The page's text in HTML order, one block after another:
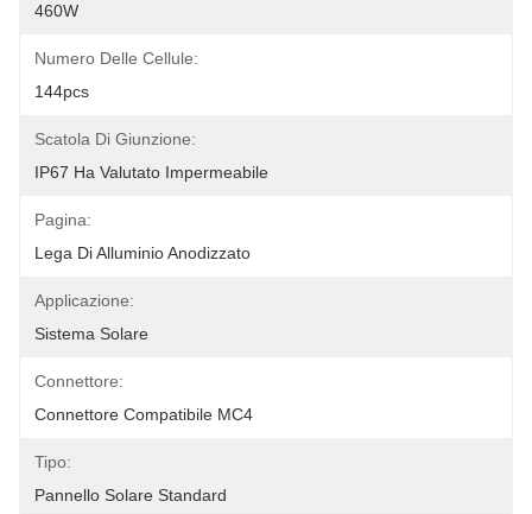
460W
Numero Delle Cellule:
144pcs
Scatola Di Giunzione:
IP67 Ha Valutato Impermeabile
Pagina:
Lega Di Alluminio Anodizzato
Applicazione:
Sistema Solare
Connettore:
Connettore Compatibile MC4
Tipo:
Pannello Solare Standard